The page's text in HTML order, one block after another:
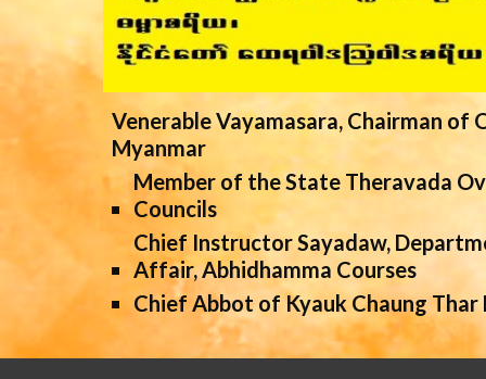
Venerable Vayamasara, Chairman of
Myanmar
Member of the State Theravada
Councils
Chief Instructor Sayadaw,
Affair, Abhidhamma Courses
Chief Abbot of Kyauk Chaung